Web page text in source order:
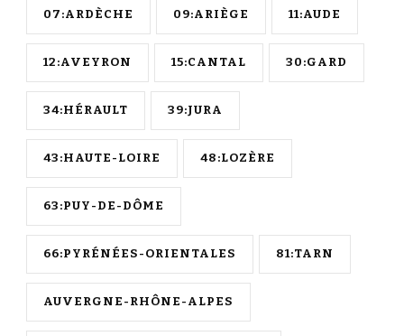
07:ARDÈCHE 09:ARIÈGE 11:AUDE
12:AVEYRON 15:CANTAL 30:GARD
34:HÉRAULT 39:JURA
43:HAUTE-LOIRE 48:LOZÈRE
63:PUY-DE-DÔME
66:PYRÉNÉES-ORIENTALES 81:TARN
AUVERGNE-RHÔNE-ALPES